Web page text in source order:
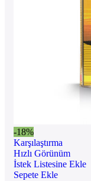
-18%
Karşılaştırma
Hızlı Görünüm
İstek Listesine Ekle
Sepete Ekle